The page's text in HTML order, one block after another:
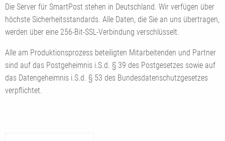
Die Server für SmartPost stehen in Deutschland. Wir verfügen über
höchste Sicherheitsstandards. Alle Daten, die Sie an uns übertragen,
werden über eine 256-Bit-SSL-Verbindung verschlüsselt.
Alle am Produktionsprozess beteiligten Mitarbeitenden und Partner
sind auf das Postgeheimnis i.S.d. § 39 des Postgesetzes sowie auf
das Datengeheimnis i.S.d. § 53 des Bundesdatenschutzgesetzes
verpflichtet.